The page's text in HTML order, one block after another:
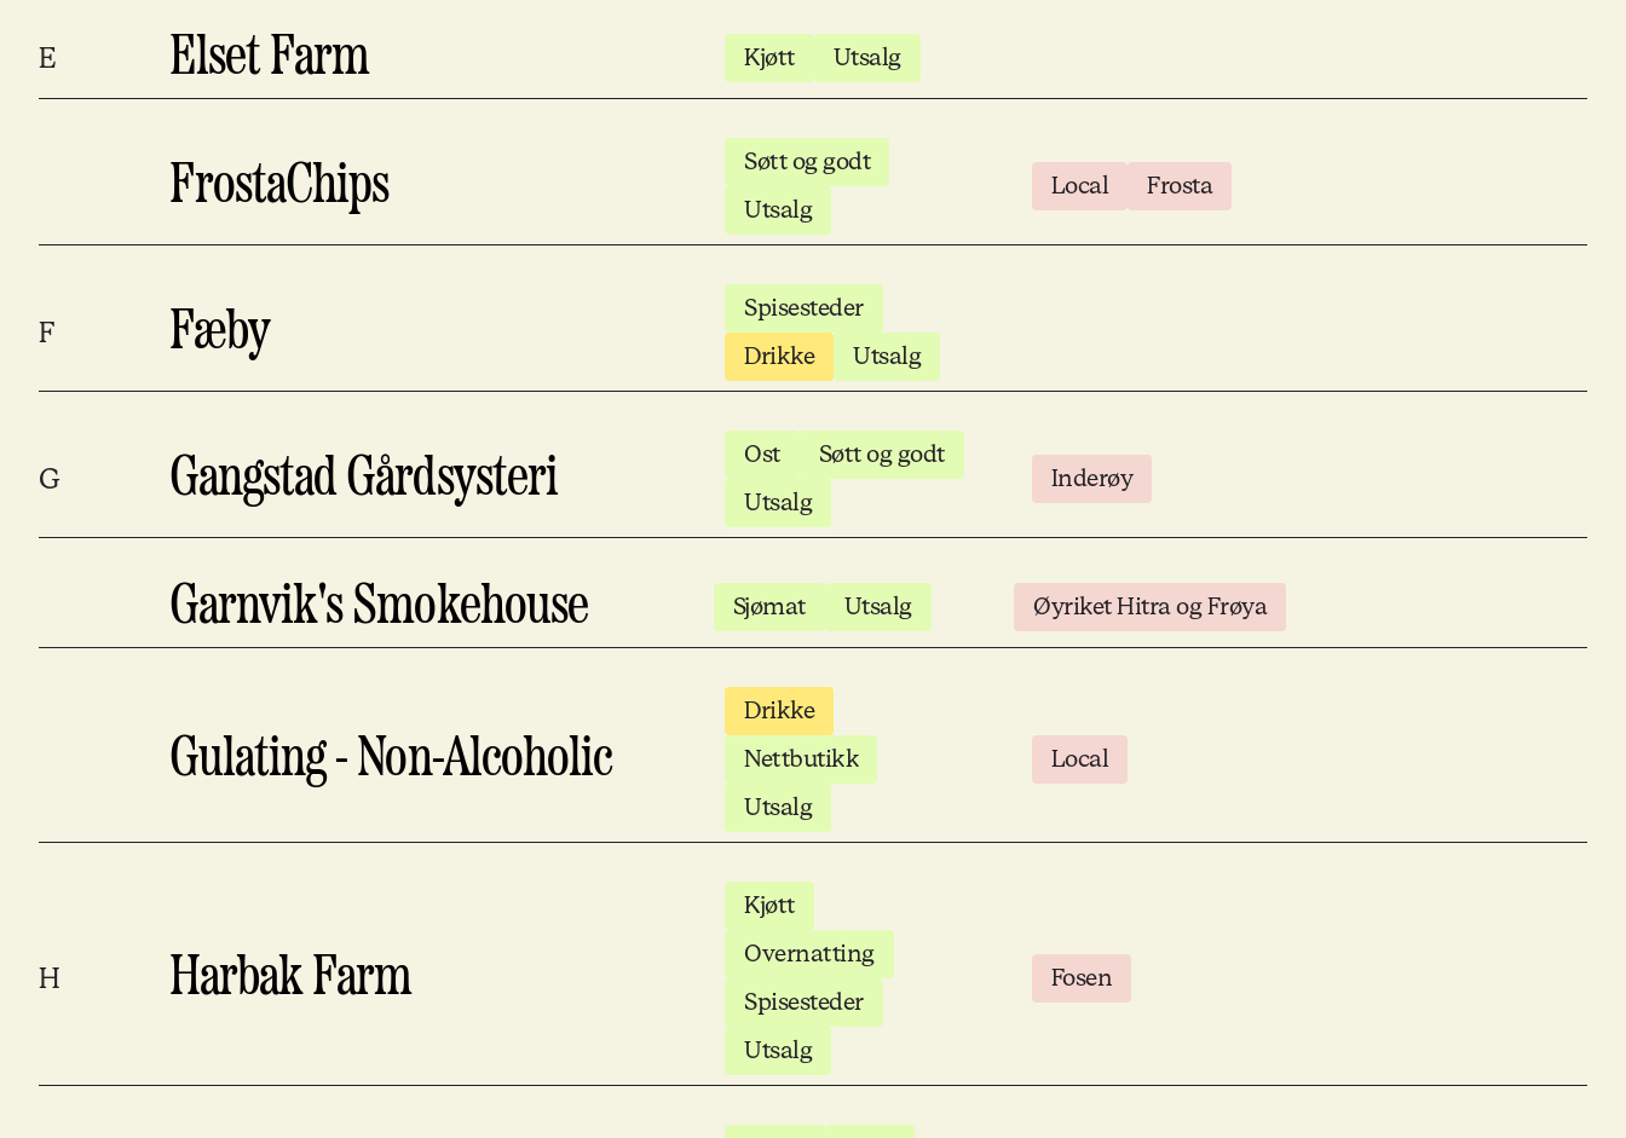
E Elset Farm Kjøtt Utsalg
FrostaChips
Søtt og godt
Utsalg
Local Frosta
F Fæby
Spisesteder
Drikke
Utsalg
G Gangstad Gårdsysteri Ost
Søtt og godt
Utsalg
Inderøy
Garnvik's Smokehouse Sjømat Utsalg Øyriket Hitra og Frøya
Gulating - Non-Alcoholic
Drikke
Nettbutikk
Utsalg
Local
H Harbak Farm
Kjøtt
Overnatting
Spisesteder
Utsalg
Fosen